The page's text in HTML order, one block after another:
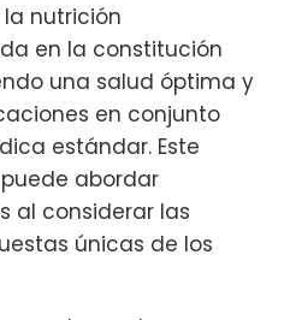
nutrición
en la constitución
una salud óptima y
en conjunto
estándar. Este
abordar
al considerar las
únicas de los